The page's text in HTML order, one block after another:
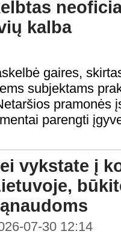
kalba
gaires,
subjektams
pramonės
parengti
vykstate į
07-30 12:14